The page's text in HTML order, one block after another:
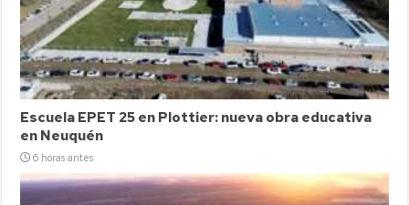
Escuela EPET 25 en Plottier: nueva obra educativa
en Neuquén
6 horas antes